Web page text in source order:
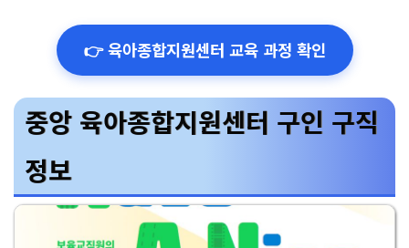
👉 육아종합지원센터 교육 과정 확인
중앙 육아종합지원센터 구인 구직
정보